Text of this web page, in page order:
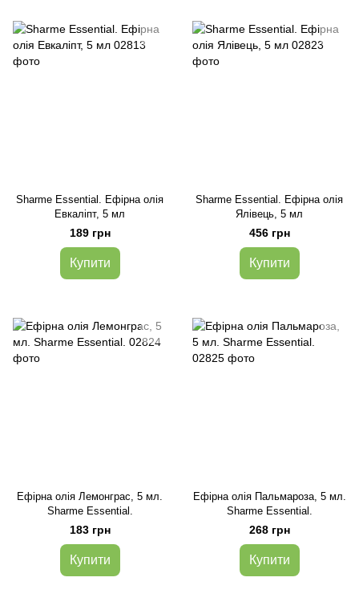
Sharme Essential. Ефірна олія
Евкаліпт, 5 мл
189 грн
Купити
Sharme Essential. Ефірна олія
Ялівець, 5 мл
456 грн
Купити
Ефірна олія Лемонграс, 5 мл.
Sharme Essential.
183 грн
Купити
Ефірна олія Пальмароза, 5 мл.
Sharme Essential.
268 грн
Купити